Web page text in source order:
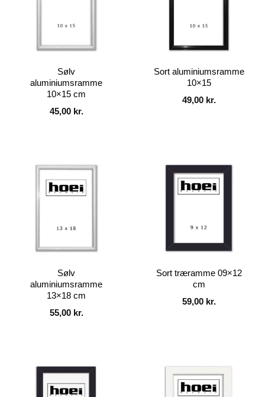
Sølv
aluminiumsramme
10×15 cm
45,00 kr.
Sort aluminiumsramme
10×15
49,00 kr.
Sølv
aluminiumsramme
13×18 cm
55,00 kr.
Sort træramme 09×12
cm
59,00 kr.